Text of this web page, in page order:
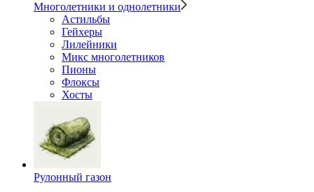
Многолетники и однолетники
Астильбы
Гейхеры
Лилейники
Микс многолетников
Пионы
Флоксы
Хосты
Рулонный газон